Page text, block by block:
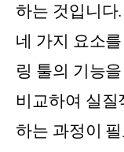
하는 것입니다
네 가지 요소
링 툴의 기능
비교하여 실질
하는 과정이